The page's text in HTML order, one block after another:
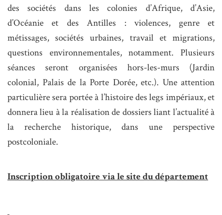
des sociétés dans les colonies d’Afrique, d’Asie,
d’Océanie et des Antilles : violences, genre et
métissages, sociétés urbaines, travail et migrations,
questions environnementales, notamment. Plusieurs
séances seront organisées hors-les-murs (Jardin
colonial, Palais de la Porte Dorée, etc.). Une attention
particulière sera portée à l’histoire des legs impériaux, et
donnera lieu à la réalisation de dossiers liant l’actualité à
la recherche historique, dans une perspective
postcoloniale.
Inscription obligatoire via le site du département